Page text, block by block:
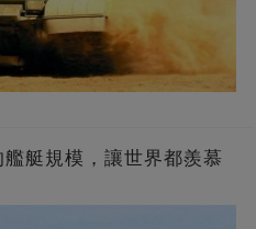
艇規模，讓世界都羨慕